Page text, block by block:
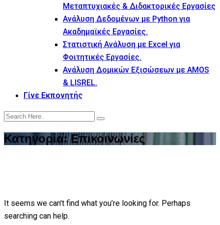
Μεταπτυχιακές & Διδακτορικές Εργασίες
Ανάλυση Δεδομένων με Python για
Ακαδημαϊκές Εργασίες.
Στατιστική Ανάλυση με Excel για
Φοιτητικές Εργασίες.
Ανάλυση Δομικών Εξισώσεων με AMOS
& LISREL.
Γίνε Εκπονητής
Κατηγορία:Επικοινωνίες
It seems we can’t find what you’re looking for. Perhaps
searching can help.